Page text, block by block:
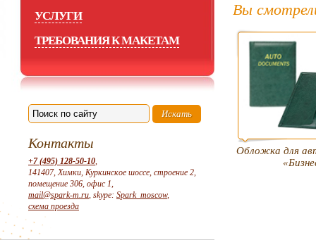
УСЛУГИ
ТРЕБОВАНИЯ К МАКЕТАМ
Контакты
+7 (495) 128-50-10,
141407, Химки, Куркинское шоссе, строение 2,
помещение 306, офис 1,
mail@spark-m.ru, skype: Spark_moscow,
схема проезда
Вы
Обложка для